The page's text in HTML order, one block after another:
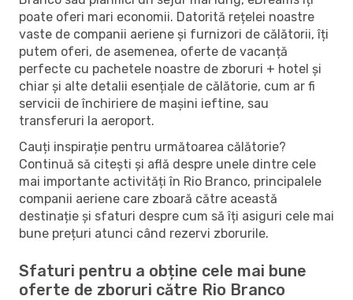
poate oferi mari economii. Datorită rețelei noastre
vaste de companii aeriene și furnizori de călătorii, îți
putem oferi, de asemenea, oferte de vacanță
perfecte cu pachetele noastre de zboruri + hotel și
chiar și alte detalii esențiale de călătorie, cum ar fi
servicii de închiriere de mașini ieftine, sau
transferuri la aeroport.
Cauți inspirație pentru următoarea călătorie?
Continuă să citești și află despre unele dintre cele
mai importante activități în Rio Branco, principalele
companii aeriene care zboară către această
destinație și sfaturi despre cum să îți asiguri cele mai
bune prețuri atunci când rezervi zborurile.
Sfaturi pentru a obține cele mai bune
oferte de zboruri către Rio Branco